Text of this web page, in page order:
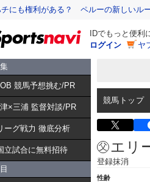
チにも権利がある？ ペルーの新しいル
IDでもっと便利
ログイン
ヤ
競馬予想挑む/PR
×三浦 監督対談/PR
ーグ戦力 徹底分析
立試合に無料招待
競馬トップ
エリ
登録抹消
性齢